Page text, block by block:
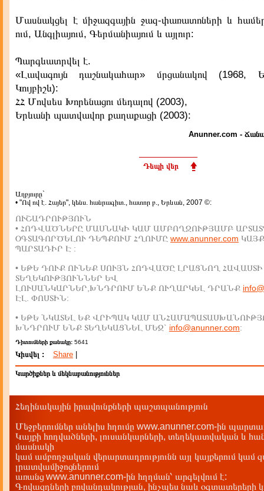
Մասնակցել է միջազգային ջազ-փառատոների և
ում, Անգլիայում, Գերմանիայում և այլուր:
Պարգևատրվել է.
«Լավագույն դաշնակահար» մրցանակով (1968,
Կույբիշև):
ՀՀ Մովսես Խորենացու մեդալով (2003),
Երևանի պատվավոր քաղաքացի (2003):
Anunner.com -
Դեպի վեր
Աղբյուրը`
• "Ով ով է. Հայեր", կենս. հանրագիտ., հատոր բ., Երևան, 2007 ©:
ՈՒՇԱԴՐՈՒԹՅՈՒՆ
• ՀՈԴՎԱԾՆԵՐԸ ՄԱՍՆԱԿԻ ԿԱՄ ԱՄԲՈՂՋՈՒԹՅԱՄԲ
ՕԳՏԱԳՈՐԾԵԼՈՒ ԴԵՊՔՈՒՄ ՀՂՈՒՄԸ www.anunner.com
ՊԱՐՏԱԴԻՐ Է :
• ԵԹԵ ԴՈՒՔ ՈՒՆԵՔ ՍՈՒՅՆ ՀՈԴՎԱԾԸ ԼՐԱՑՆՈՂ ՀԱՎԱՍՏԻ
ՏԵՂԵԿՈՒԹՅՈՒՆՆԵՐ ԵՎ
ԼՈՒՍԱՆԿԱՐՆԵՐ,ԽՆԴՐՈՒՄ ԵՆՔ ՈՒՂԱՐԿԵԼ ԴՐԱՆՔ
ԷԼ. ՓՈՍՏԻՆ:
• ԵԹԵ ՆԿԱՏԵԼ ԵՔ ՎՐԻՊԱԿ ԿԱՄ
ԽՆԴՐՈՒՄ ԵՆՔ ՏԵՂԵԿԱՑՆԵԼ ՄԵԶ` info@anunner.com:
Դիտումների քանակը: 5641
Կիսվել : Share
Կարծիքներ և մեկնաբանություններ
Հեղինակային իրավունքների պաշտպանություն
Մեջբերումներ անելիս հղումը www.anunner.com-ին
Կայքի հոդվածների, լուսանկարների, տեղեկատվական և
մասնակի
կամ ամբողջական վերարտադրությունն այլ կայքերում կամ
լրատվամիջոցներում
առանց www.anunner.com-ին հղղման՝ արգելվում է:
Գովազդների բովանդակության, ինչպես նաև օգտատերերի